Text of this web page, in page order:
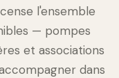
l'ensemble
— pompes
et associations
dans